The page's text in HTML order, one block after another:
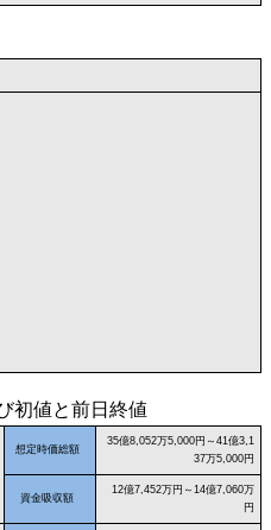
初値と前日終値
想定時価総額
35億8,052万5,000円～41億3,1
37万5,000円
資金吸収額
12億7,452万円～14億7,060万
円